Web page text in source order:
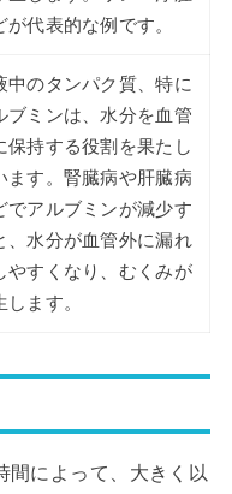
が代表的な例です。
中のタンパク質、特に
ブミンは、水分を血管
保持する役割を果たし
ます。腎臓病や肝臓病
でアルブミンが減少す
、水分が血管外に漏れ
やすくなり、むくみが
します。
間によって、大きく以